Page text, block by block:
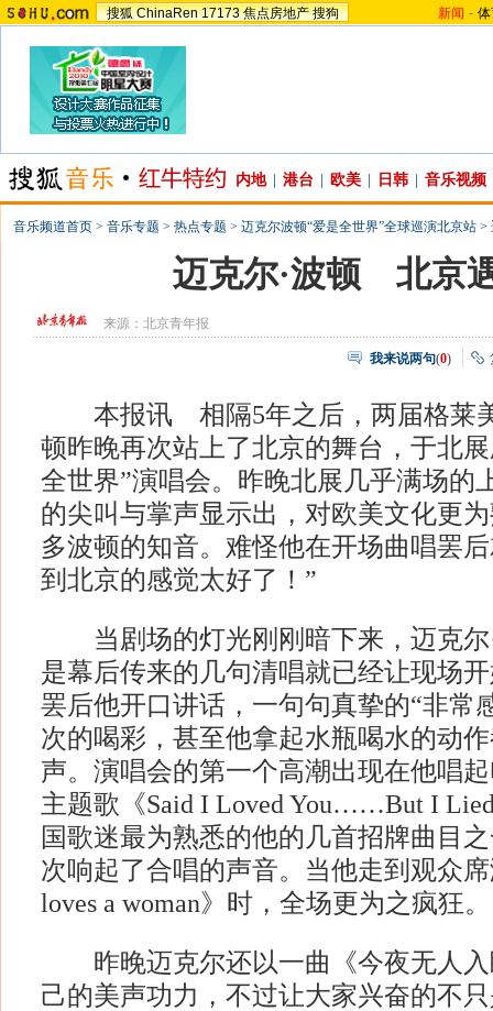
搜狐 ChinaRen 17173 焦点房地产 搜狗 新闻 -
内地 港台 欧美 日韩 音乐视频
音乐频道首页 > 音乐专题 > 热点专题 > 迈克尔波顿“爱是全世界”全球巡演北京站 >
迈克尔·波顿 北京
来源：北京青年报
我来说两句(0)
本报讯 相隔5年之后，两届格莱美
顿昨晚再次站上了北京的舞台，于北
全世界”演唱会。昨晚北展几乎满场的
的尖叫与掌声显示出，对欧美文化更
多波顿的知音。难怪他在开场曲唱罢
到北京的感觉太好了！”
当剧场的灯光刚刚暗下来，迈克尔
是幕后传来的几句清唱就已经让现场
罢后他开口讲话，一句句真挚的“非常
次的喝彩，甚至他拿起水瓶喝水的动
声。演唱会的第一个高潮出现在他唱
主题歌《Said I Loved You……But I
国歌迷最为熟悉的他的几首招牌曲目
次响起了合唱的声音。当他走到观众席
loves a woman》时，全场更为之疯狂。
昨晚迈克尔还以一曲《今夜无人入
己的美声功力，不过让大家兴奋的不